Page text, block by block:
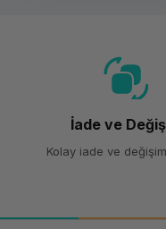
İade ve
Kolay iade ve